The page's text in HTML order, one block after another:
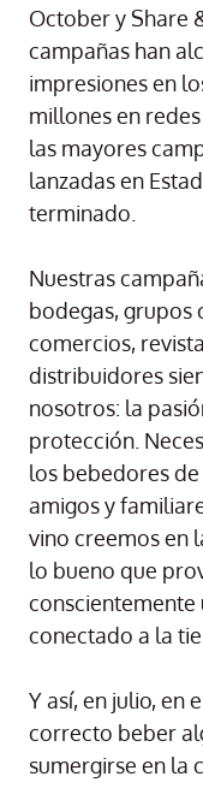
October y Share
campañas han
impresiones en
millones en
las mayores
lanzadas en
terminado.
Nuestras
bodegas, grupos
comercios,
distribuidores
nosotros: la
protección.
los bebedores
amigos y
vino creemos en
lo bueno que
conectado a la
Y así, en julio, en
correcto beber
sumergirse en la